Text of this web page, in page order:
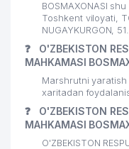
26
TURIZMNI
27 HUMO
28 ZAYNIDDIN
29
LIBERAL-
BOSMAXONASI
Toshkent viloyati,
NUGAYKURGON, 51.
❓
O'ZBEKISTON
MAHKAMASI
Marshrutni
xaritadan
❓
O'ZBEKISTON
MAHKAMASI
O'ZBEKISTON